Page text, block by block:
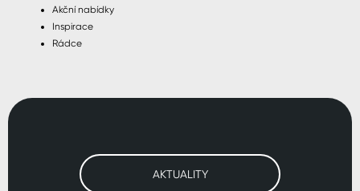
Akční nabídky
Inspirace
Rádce
AKTUALITY